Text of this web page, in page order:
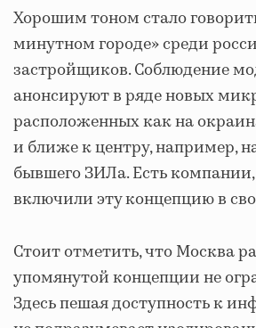
Хорошим тоном стало
минутном городе» среди
застройщиков. Соблюдение
анонсируют в ряде новых
расположенных как на
и ближе к центру, например,
бывшего ЗИЛа. Есть
включили эту концепцию в
Стоит отметить, что Москва
упомянутой концепции не
Здесь пешая доступность к